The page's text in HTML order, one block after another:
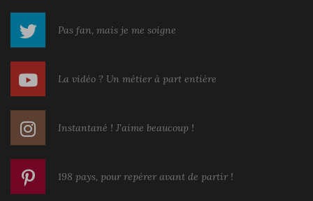
Pas fan, mais je me soigne
La vidéo ? Un métier à part entière
Instantané ! J'aime beaucoup !
198 pays, pour repérer avant de partir !